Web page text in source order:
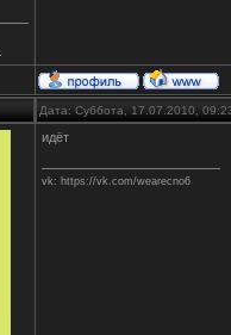
Дата: Суббота, 17.07.2010,
идёт
vk: https://vk.com/wearecno6